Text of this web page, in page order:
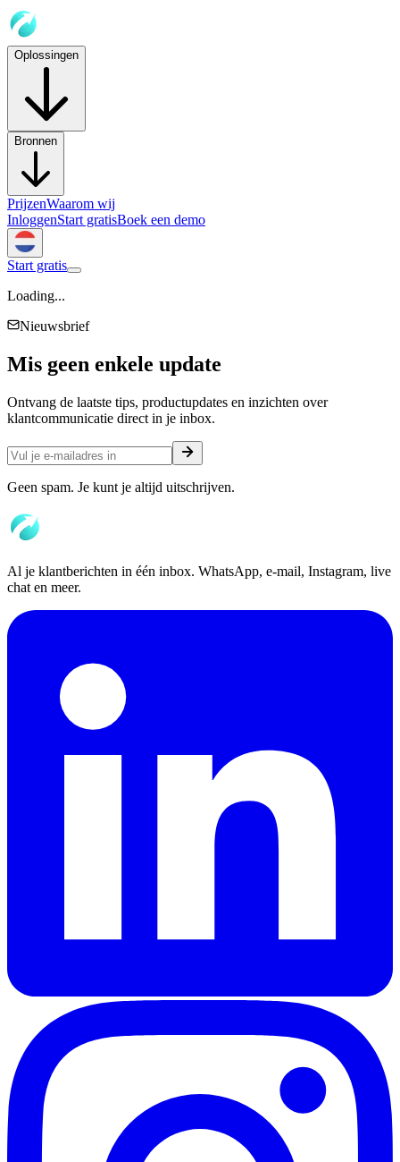
Oplossingen
Bronnen
PrijzenWaarom wij
InloggenStart gratisBoek een demo
Start gratis
Loading...
Nieuwsbrief
Mis geen enkele update
Ontvang de laatste tips, productupdates en inzichten over
klantcommunicatie direct in je inbox.
Geen spam. Je kunt je altijd uitschrijven.
Al je klantberichten in één inbox. WhatsApp, e-mail, Instagram, live
chat en meer.